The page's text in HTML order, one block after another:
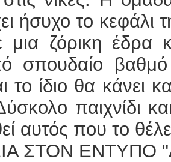
ήσυχο το κεφάλι
μια ζόρικη έδρα
σπουδαίο
το ίδιο θα κάνει
παιχνίδι
αυτός που το
ΣΤΟΝ ΕΝΤΥΠΟ